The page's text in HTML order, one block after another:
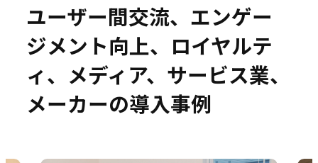
事例
セミナー
ユーザー間交流、エンゲー
ジメント向上、ロイヤルテ
ィ、メディア、サービス業、
メーカーの導入事例